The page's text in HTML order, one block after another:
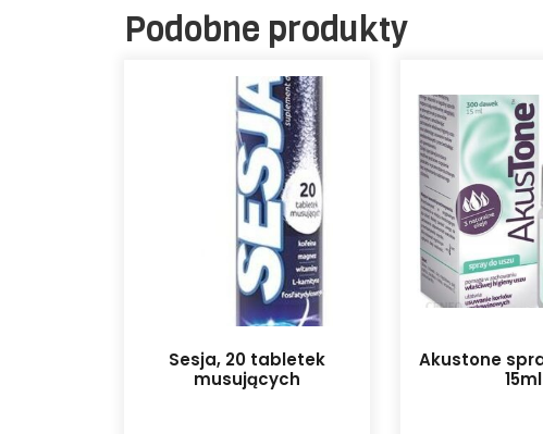
Podobne produkty
Sesja, 20 tabletek
musujących
Akustone
15ml